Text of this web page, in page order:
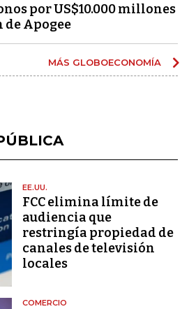
por US$10.000 millones
Apogee
MÁS GLOBOECONOMÍA
EE.UU.
FCC elimina límite de
audiencia que
restringía propiedad de
canales de televisión
locales
COMERCIO